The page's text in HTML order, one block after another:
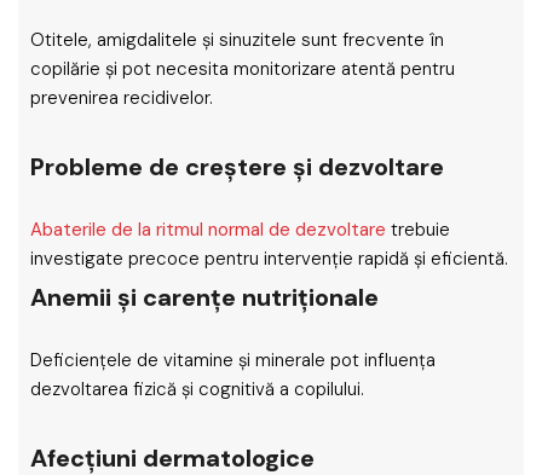
Otitele, amigdalitele și sinuzitele sunt frecvente în
copilărie și pot necesita monitorizare atentă pentru
prevenirea recidivelor.
Probleme de creștere și dezvoltare
Abaterile de la ritmul normal de dezvoltare trebuie
investigate precoce pentru intervenție rapidă și eficientă.
Anemii și carențe nutriționale
Deficiențele de vitamine și minerale pot influența
dezvoltarea fizică și cognitivă a copilului.
Afecțiuni dermatologice